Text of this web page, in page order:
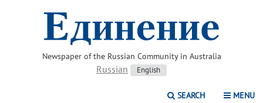
Newspaper of the Russian Community in Australia
Russian English
SEARCH MENU